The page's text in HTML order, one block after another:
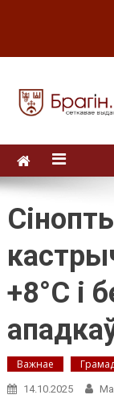
+8°C і
Важнае
14.10.2025